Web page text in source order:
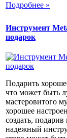
Подробнее »
Инструмент
подарок
Подарить
что может быть
мастеровитого
хорошее
создать,
надежный